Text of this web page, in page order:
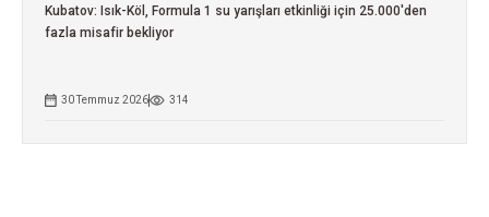
Kubatov: Isık-Köl, Formula 1 su yarışları etkinliği için 25.000'den
fazla misafir bekliyor
30 Temmuz 2026 314